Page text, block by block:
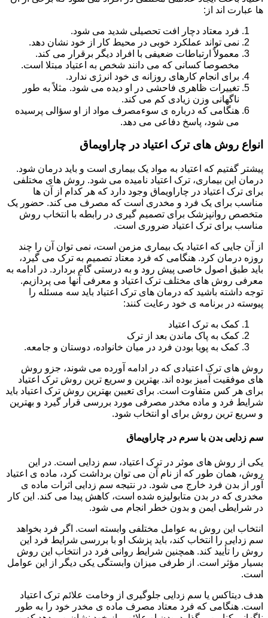
ها عبارت اند از:
فرد معتاد دچار افت تحصیلی شدید می شود.
نمی تواند عملکرد خوبی در محیط کار از خود نشان دهد.
معمولاً ارتباطات ضعیفی با افراد دیگر برقرار می کند.
مخصوصا کسانی که می دانند شخص به اعتیاد مبتلا است.
برای انجام کارهای روزانه ی خود انرژی ندارد.
تغییرات ظاهری فاحشی در او دیده می شود. مثلاً به طور
ناگهانی وزن زیادی کم می کند.
هنگامی که درباره ی سوءمصرف مواد از او سؤالی پرسیده
می شود، پاسخ دفاعی می دهد.
انواع روش های ترک اعتیاد در چاراویماق
پیشتر گفتیم که اعتیاد به مواد یک بیماری است و باید درمان شود.
درمان این بیماری، ترک اعتیاد نامیده می شود. روش های مختلفی
برای ترک اعتیاد در چاراویماق وجود دارد که هر کدام از آن ها
مناسب برای یک فرد و مخدری است که مصرف می کند. حضور یک
متخصص روانپزشک برای تصمیم گیری در رابطه با انتخاب روش
مناسب برای ترک اعتیاد ضروری است.
از آن جایی که اعتیاد یک بیماری مزمن است، نمی توان آن را چند
روزه درمان کرد. هنگامی که فرد معتاد تصمیم به ترک می گیرد،
باید طبق اصول خاصی پیش رود و به درستی گام بردارد. در ادامه به
معرفی روش های مختلف ترک اعتیاد و معرفی آنها می پردازیم.
توجه داشته باشید که درمان های ترک اعتیاد باید سه مسئله را
پیوسته در برنامه ی خود رعایت کنند:
کمک به ترک اعتیاد
کمک به پاک ماندن بعد از ترک
کمک به پویا بودن فرد در میان خانواده، دوستان و جامعه.
روش های ترک اعتیادی که در ادامه آورده می شوند، جزو روش
های موفقیت آمیز بوده اند. بهترین و سریع ترین روش ترک اعتیاد
برای هر کس متفاوت است. برای تعیین بهترین روش ترک اعتیاد باید
شرایط فرد و ماده مخدر مصرفی مورد بررسی قرار گیرد و بهترین
و سریع ترین روش برای او انتخاب شود.
سم زدایی بدن با سرم در چاراویماق
یکی از روش های موثر در ترک اعتیاد، سم زدایی است. در این
روش، همان طور که از نام آن می توان برداشت کرد، ماده ی اعتیاد
آور از بدن فرد خارج می شود. در نتیجه سم زدایی اثرات ماده ی
مخدری که در بدن متابولیزه شده است، کاهش پیدا می کند. این کار
در شرایطی ایمن و بدون خطر انجام می شود.
انتخاب این روش به عوامل مختلفی وابسته است. اگر فرد بخواهد
سم زدایی را انتخاب کند، باید پزشک او با بررسی شرایط فرد این
روش را تأیید کند. همچنین شرایط روانی فرد در انتخاب این روش
بسیار مؤثر است. از طرفی میزان وابستگی یکی دیگر از این عوامل
است.
هدف دیتاکس یا سم زدایی جلوگیری از وخامت علائم ترک اعتیاد
است. هنگامی که فرد معتاد مصرف ماده ی مخدر خود را به طور